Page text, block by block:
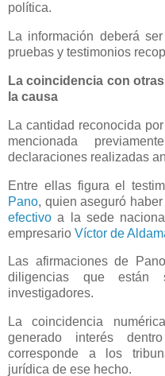
política.
La información deberá
pruebas y testimonios
La coincidencia con
la causa
La cantidad reconocida
mencionada
declaraciones realizadas
Entre ellas figura el
Pano, quien aseguró
efectivo a la sede
empresario Víctor de
Las afirmaciones de
diligencias que están
investigadores.
La coincidencia
generado interés
corresponde a los
jurídica de ese hecho.